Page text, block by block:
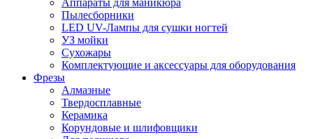
Аппараты для маникюра
Пылесборники
LED UV-Лампы для сушки ногтей
УЗ мойки
Сухожары
Комплектующие и аксессуары для оборудования
Фрезы
Алмазные
Твердосплавные
Керамика
Корундовые и шлифовщики